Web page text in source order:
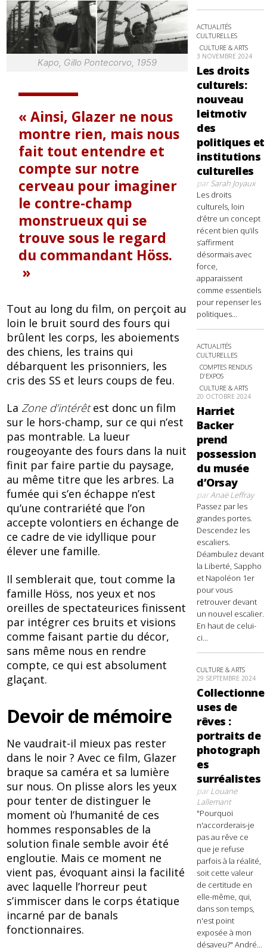
Kapo, Gillo Pontecorvo, 1959
Ainsi, Glazer ne nous
montre rien, mais nous
fait tout entendre et
compte sur notre
cerveau pour imaginer
le contre-champ
monstrueux qui se
trouve sous le regard
du commandant Höss.
Tout au long du film, on perçoit au
loin le bruit sourd des fours qui
brûlent les corps, les aboiements
des chiens, les trains qui
débarquent les prisonniers, les
cris des SS et leurs coups de feu.
LaZone d’intérêtest donc un film
sur le hors-champ, sur ce qui n’est
pas montrable. La lueur
rougeoyante des fours dans la nuit
finit par faire partie du paysage,
au même titre que les arbres. La
fumée qui s’en échappe n’est
qu’une contrariété que l’on
accepte volontiers en échange de
ce cadre de vie idyllique pour
élever une famille.
Il semblerait que, tout comme la
famille Höss, nos yeux et nos
oreilles de spectateurices finissent
par intégrer ces bruits et visions
comme faisant partie du décor,
sans même nous en rendre
compte, ce qui est absolument
glaçant.
Devoir de mémoire
Ne vaudrait-il mieux pas rester
dans le noir ? Avec ce film, Glazer
braque sa caméra et sa lumière
sur nous. On plisse alors les yeux
pour tenter de distinguer le
moment où l’humanité de ces
hommes responsables de la
solution finale semble avoir été
engloutie. Mais ce moment ne
vient pas, évoquant ainsi la facilité
avec laquelle l’horreur peut
s’immiscer dans le corps étatique
incarné par de banals
fonctionnaires.
ACTUALITÉS
CULTURELLES
CULTURE & ARTS
3 NOVEMBRE 2024
Les droits
culturels:
nouveau
leitmotiv
des
politiques et
institutions
culturelles
parSarah Joyaux
Les droits
culturels, loin
d’être un concept
récent bien qu’ils
s’affirment
désormais avec
force,
apparaissent
comme essentiels
pour repenser les
politiques...
ACTUALITÉS
CULTURELLES
COMPTES RENDUS
D'EXPOS
CULTURE & ARTS
20 OCTOBRE 2024
Harriet
Backer
prend
possession
du musée
d’Orsay
parAnaë Leffray
Passez par les
grandes portes.
Descendez les
escaliers.
Déambulez devant
la Liberté, Sappho
et Napoléon 1er
pour vous
retrouver devant
un nouvel escalier.
En haut de celui-
ci...
CULTURE & ARTS
29 SEPTEMBRE 2024
Collectionne
uses de
rêves :
portraits de
photograph
es
surréalistes
parLouane
Lallemant
"Pourquoi
n'accorderais-je
pas au rêve ce
que je refuse
parfois à la réalité,
soit cette valeur
de certitude en
elle-même, qui,
dans son temps,
n'est point
exposée à mon
désaveu?" André...